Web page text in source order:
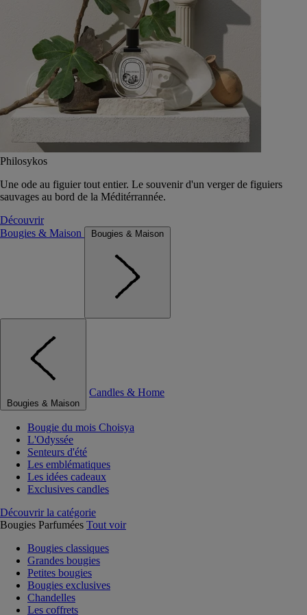
Philosykos
Une ode au figuier tout entier. Le souvenir d'un verger de figuiers
sauvages au bord de la Méditérrannée.
Découvrir
Bougies & Maison
Bougies & Maison
Bougies & Maison
Candles & Home
Bougie du mois Choisya
L'Odyssée
Senteurs d'été
Les emblématiques
Les idées cadeaux
Exclusives candles
Découvrir la catégorie
Bougies Parfumées Tout voir
Bougies classiques
Grandes bougies
Petites bougies
Bougies exclusives
Chandelles
Les coffrets